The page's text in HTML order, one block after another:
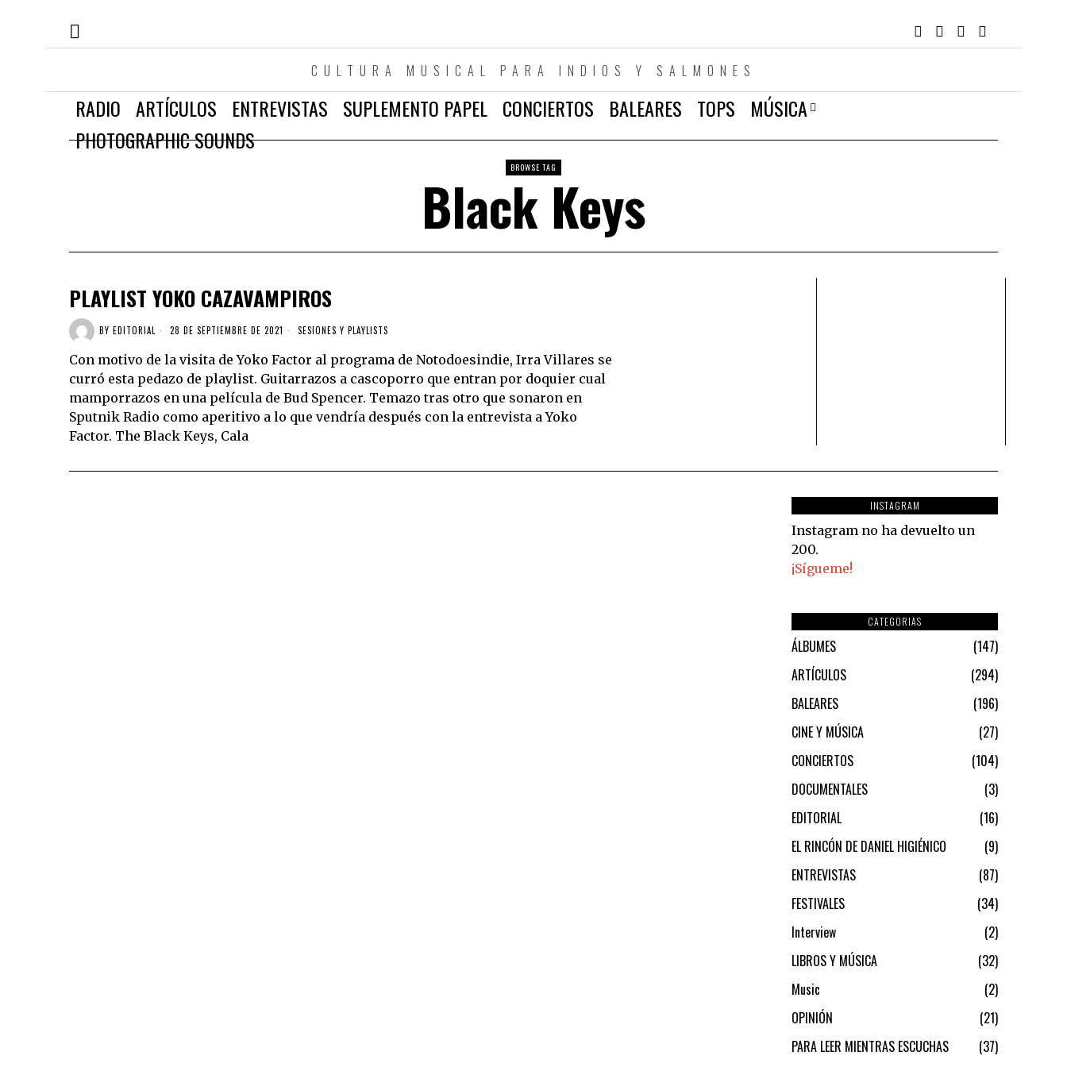
CULTURA MUSICAL PARA INDIOS Y SALMONES
RADIO ARTÍCULOS ENTREVISTAS SUPLEMENTO PAPEL CONCIERTOS BALEARES TOPS
MÚSICA
PHOTOGRAPHIC SOUNDS
BROWSE TAG
Black Keys
PLAYLIST YOKO CAZAVAMPIROS
BY EDITORIAL 28 DE SEPTIEMBRE DE 2021 SESIONES Y PLAYLISTS
Con motivo de la visita de Yoko Factor al programa de Notodoesindie, Irra Villares se
curró esta pedazo de playlist. Guitarrazos a cascoporro que entran por doquier cual
mamporrazos en una película de Bud Spencer. Temazo tras otro que sonaron en
Sputnik Radio como aperitivo a lo que vendría después con la entrevista a Yoko
Factor. The Black Keys, Cala
INSTAGRAM
Instagram no ha devuelto un
200.
¡Sígueme!
CATEGORIAS
ÁLBUMES
147
ARTÍCULOS
294
BALEARES
196
CINE Y MÚSICA
27
CONCIERTOS
104
DOCUMENTALES
3
EDITORIAL
16
EL RINCÓN DE DANIEL HIGIÉNICO
9
ENTREVISTAS
87
FESTIVALES
34
Interview
2
LIBROS Y MÚSICA
32
Music
2
OPINIÓN
21
PARA LEER MIENTRAS ESCUCHAS
37